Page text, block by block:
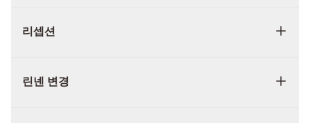
리셉션
린넨 변경